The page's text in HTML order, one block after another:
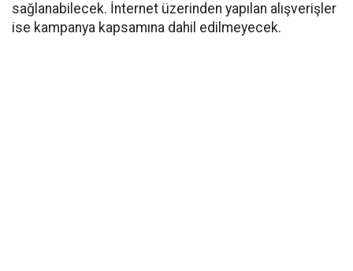
sağlanabilecek. İnternet üzerinden yapılan alışverişler
ise kampanya kapsamına dahil edilmeyecek.